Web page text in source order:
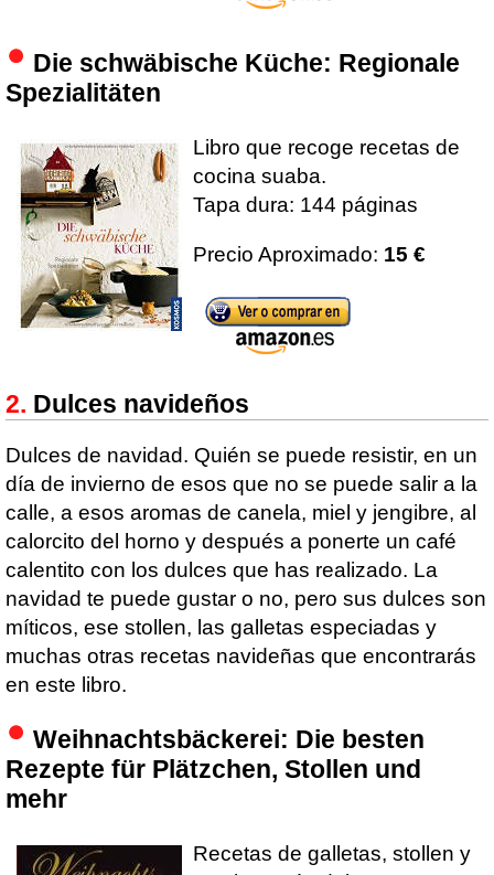
Die schwäbische Küche: Regionale
Spezialitäten
Libro que recoge recetas de
cocina suaba.
Tapa dura: 144 páginas
Precio Aproximado: 15 €
Dulces navideños
Dulces de navidad. Quién se puede resistir, en un
día de invierno de esos que no se puede salir a la
calle, a esos aromas de canela, miel y jengibre, al
calorcito del horno y después a ponerte un café
calentito con los dulces que has realizado. La
navidad te puede gustar o no, pero sus dulces son
míticos, ese stollen, las galletas especiadas y
muchas otras recetas navideñas que encontrarás
en este libro.
Weihnachtsbäckerei: Die besten
Rezepte für Plätzchen, Stollen und
mehr
Recetas de galletas, stollen y